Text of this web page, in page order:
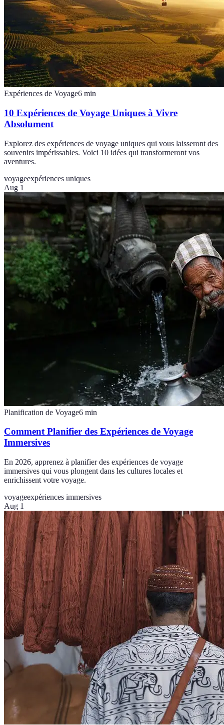
Expériences de Voyage6 min
10 Expériences de Voyage Uniques à Vivre
Absolument
Explorez des expériences de voyage uniques qui vous laisseront des
souvenirs impérissables. Voici 10 idées qui transformeront vos
aventures.
voyageexpériences uniques
Aug 1
Planification de Voyage6 min
Comment Planifier des Expériences de Voyage
Immersives
En 2026, apprenez à planifier des expériences de voyage
immersives qui vous plongent dans les cultures locales et
enrichissent votre voyage.
voyageexpériences immersives
Aug 1